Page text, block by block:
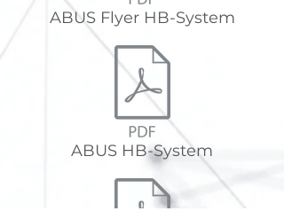
ABUS Flyer HB-System
ABUS HB-System